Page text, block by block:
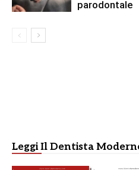
parodontale
Leggi Il Dentista